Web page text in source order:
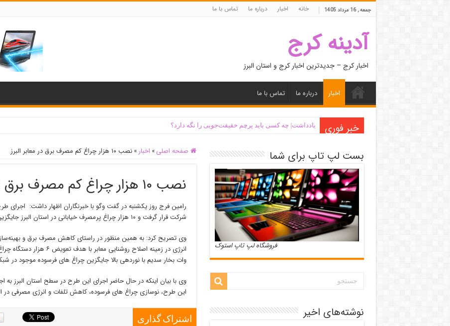
جمعه , 16 مرداد 1405 خانه اخبار درباره ما تماس با ما
آدینه کرج
اخبار کرج – جدیدترین اخبار کرج و استان البرز
اخبار درباره ما تماس با ما
خبر فوری یادداشت| ‌چه کسی باید پرچم حقیقت‌جویی را نگه دارد؟
صفحه اصلی » اخبار » نصب ۱۰ هزار چراغ کم مصرف برق در معابر البرز
نصب ۱۰ هزار چراغ کم مصرف برق در معابر البرز
رامین فرج روز یکشنبه در گفت وگو با خبرنگاران اظهار داشت: اجرای
شرکت قرار گرفت و ۱۰ هزار چراغ پرمصرف خیابانی در استان البرز جایگزین شد.
وی تصریح کرد: به همین منظور در راستای کاهش مصرف برق و
وات بخار سدیم با نوردهی بالا جایگزین چراغ های فرسوده موجود در
وی با بیان اینکه در حال حاضر اجرای این طرح در سطح استان البرز به
این طرح، نوسازی چراغ های فرسوده، کاهش تلفات و انرژی مصرفی در
اشتراک گذاری
بست لپ تاپ برای شما
فروشگاه لپ تاپ استوک
نوشته‌های اخیر